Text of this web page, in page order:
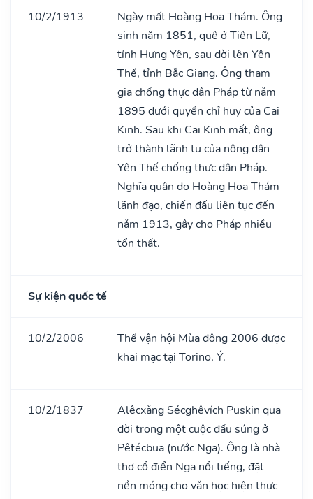
10/2/1913
Ngày mất Hoàng Hoa Thám. Ông
sinh năm 1851, quê ở Tiên Lữ,
tỉnh Hưng Yên, sau dời lên Yên
Thế, tỉnh Bắc Giang. Ông tham
gia chống thực dân Pháp từ nǎm
1895 dưới quyền chỉ huy của Cai
Kinh. Sau khi Cai Kinh mất, ông
trở thành lãnh tụ của nông dân
Yên Thế chống thực dân Pháp.
Nghĩa quân do Hoàng Hoa Thám
lãnh đạo, chiến đấu liên tục đến
nǎm 1913, gây cho Pháp nhiều
tổn thất.
Sự kiện quốc tế
10/2/2006
Thế vận hội Mùa đông 2006 được
khai mạc tại Torino, Ý.
10/2/1837
Alêcxǎng Sécghêvích Puskin qua
đời trong một cuộc đấu súng ở
Pêtécbua (nước Nga). Ông là nhà
thơ cổ điển Nga nổi tiếng, đặt
nền móng cho vǎn học hiện thực